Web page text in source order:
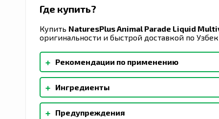
Где купить?
Купить NaturesPlus Animal Parade Liquid
оригинальности и быстрой доставкой по
+ Рекомендации по применению
Хорошо встряхните перед использованием.
столовую ложку или 1/2 колпачка (около 15
Parade можно принимать в чистом виде или
которого ваши дети будут с нетерпением
хранить в холодильнике.
+ Ингредиенты
Вода, фруктоза, растительный глицерин,
морковь), лимонная кислота, натуральные
+ Предупреждения